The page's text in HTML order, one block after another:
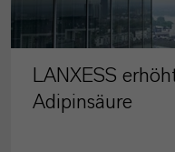
LANXESS
Adipinsäure